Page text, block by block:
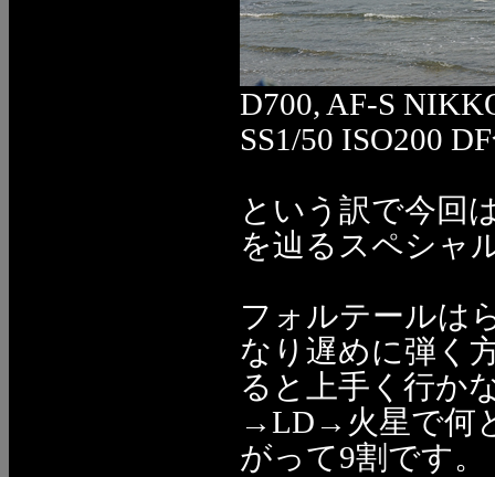
D700, AF-S
SS1/50 ISO200
という訳で今回
を辿るスペシャ
フォルテールは
なり遅めに弾く
ると上手く行か
→LD→火星で何
がって9割です。